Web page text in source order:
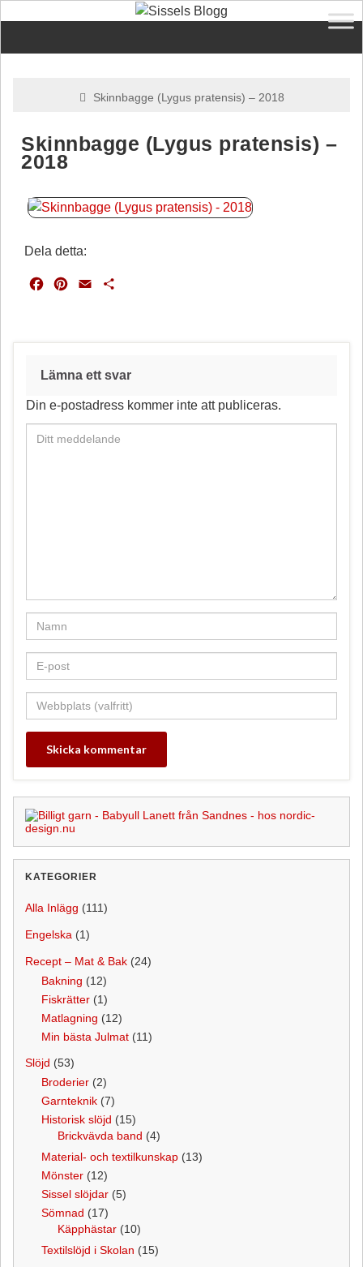
Skinnbagge (Lygus pratensis) – 2018
Skinnbagge (Lygus pratensis) –
2018
Dela detta:
o
k
r
s
t
Lämna ett svar
Din e-postadress kommer inte att publiceras.
KATEGORIER
Alla Inlägg (111)
Engelska (1)
Recept – Mat & Bak (24)
Bakning (12)
Fiskrätter (1)
Matlagning (12)
Min bästa Julmat (11)
Slöjd (53)
Broderier (2)
Garnteknik (7)
Historisk slöjd (15)
Brickvävda band (4)
Material- och textilkunskap (13)
Mönster (12)
Sissel slöjdar (5)
Sömnad (17)
Käpphästar (10)
Textilslöjd i Skolan (15)